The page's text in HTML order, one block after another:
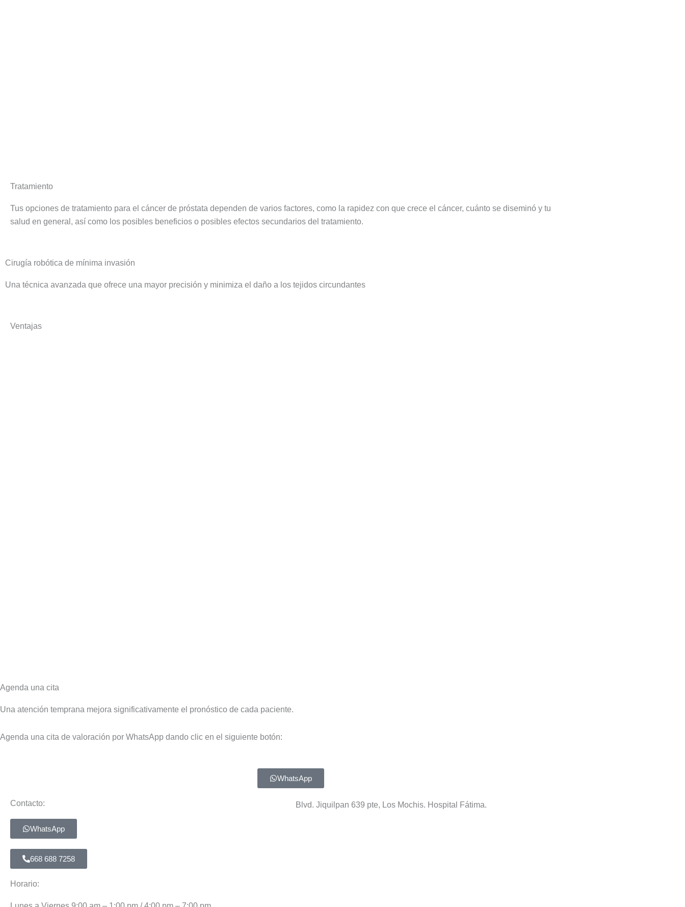
Tratamiento
Tus opciones de tratamiento para el cáncer de próstata dependen de varios factores, como la rapidez con que crece el cáncer, cuánto se diseminó y tu
salud en general, así como los posibles beneficios o posibles efectos secundarios del tratamiento.
Cirugía robótica de mínima invasión
Una técnica avanzada que ofrece una mayor precisión y minimiza el daño a los tejidos circundantes
Ventajas
Agenda una cita
Una atención temprana mejora significativamente el pronóstico de cada paciente.
Agenda una cita de valoración por WhatsApp dando clic en el siguiente botón:
WhatsApp
Contacto:
WhatsApp
668 688 7258
Horario:
Blvd. Jiquilpan 639 pte, Los Mochis. Hospital Fátima.